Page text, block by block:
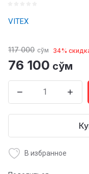
VITEX
117 000 сўм 34%
76 100 сўм
В избранное